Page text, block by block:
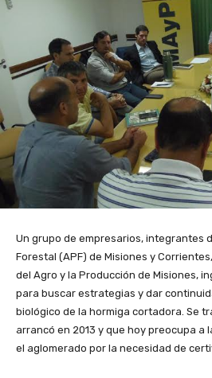
Un grupo de empresarios, integrantes
Forestal (APF) de Misiones y
del Agro y la Producción de Misiones,
para buscar estrategias y dar
biológico de la hormiga cortadora. Se
arrancó en 2013 y que hoy preocupa a
el aglomerado por la necesidad de